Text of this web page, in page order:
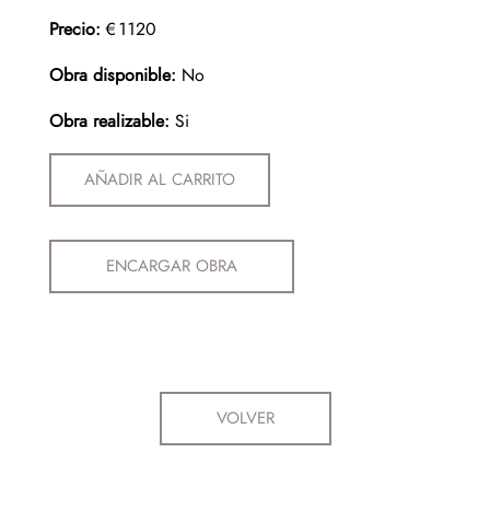
Precio:€1120
Obra disponible: No
Obra realizable: Si
AÑADIR AL CARRITO
ENCARGAR OBRA
VOLVER